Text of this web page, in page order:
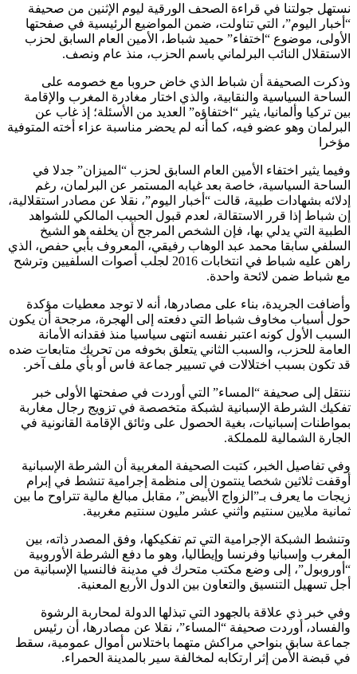
نستهل جولتنا في قراءة الصحف الورقية ليوم الإثنين من صحيفة
“أخبار اليوم”، التي تناولت، ضمن المواضيع الرئيسية في صفحتها
الأولى، موضوع “اختفاء” حميد شباط، الأمين العام السابق لحزب
الاستقلال النائب البرلماني باسم الحزب، منذ عام ونصف.
وذكرت الصحيفة أن شباط الذي خاض حروبا مع خصومه على
الساحة السياسية والنقابية، والذي اختار مغادرة المغرب والإقامة
بين تركيا وألمانيا، يثير “اختفاؤه” العديد من الأسئلة؛ إذ غاب عن
البرلمان وهو عضو فيه، كما أنه لم يحضر مناسبة عزاء أخته المتوفية
مؤخرا
وفيما يثير اختفاء الأمين العام السابق لحزب “الميزان” جدلا في
الساحة السياسية، خاصة بعد غيابه المستمر عن البرلمان، رغم
إدلائه بشهادات طبية، قالت “أخبار اليوم”، نقلا عن مصادر استقلالية،
إن شباط إذا قرر الاستقالة، لعدم قبول الحبيب المالكي للشواهد
الطبية التي يدلي بها، فإن الشخص المرجح أن يخلفه هو الشيخ
السلفي سابقا محمد عبد الوهاب رفيقي، المعروف بأبي حفص، الذي
راهن عليه شباط في انتخابات 2016 لجلب أصوات السلفيين وترشح
مع شباط ضمن لائحة واحدة.
وأضافت الجريدة، بناء على مصادرها، أنه لا توجد معطيات مؤكدة
حول أسباب مخاوف شباط التي دفعته إلى الهجرة، مرجحة أن يكون
السبب الأول كونه اعتبر نفسه انتهى سياسيا منذ فقدانه الأمانة
العامة للحزب، والسبب الثاني يتعلق بخوفه من تحريك متابعات ضده
قد تكون بسبب اختلالات في تسيير جماعة فاس أو بأي ملف آخر.
ننتقل إلى صحيفة “المساء” التي أوردت في صفحتها الأولى خبر
تفكيك الشرطة الإسبانية لشبكة متخصصة في تزويج رجال مغاربة
بمواطنات إسبانيات، بغية الحصول على وثائق الإقامة القانونية في
الجارة الشمالية للمملكة.
وفي تفاصيل الخبر، كتبت الصحيفة المغربية أن الشرطة الإسبانية
أوقفت ثلاثين شخصا ينتمون إلى منظمة إجرامية تنشط في إبرام
زيجات ما يعرف بـ”الزواج الأبيض”، مقابل مبالغ مالية تتراوح ما بين
ثمانية ملايين سنتيم واثني عشر مليون سنتيم مغربية.
وتنشط الشبكة الإجرامية التي تم تفكيكها، وفق المصدر ذاته، بين
المغرب وإسبانيا وفرنسا وإيطاليا، وهو ما دفع الشرطة الأوروبية
“أوروبول”، إلى وضع مكتب متحرك في مدينة فالنسيا الإسبانية من
أجل تسهيل التنسيق والتعاون بين الدول الأربع المعنية.
وفي خبر ذي علاقة بالجهود التي تبذلها الدولة لمحاربة الرشوة
والفساد، أوردت صحيفة “المساء”، نقلا عن مصادرها، أن رئيس
جماعة سابق بنواحي مراكش متهما باختلاس أموال عمومية، سقط
في قبضة الأمن إثر ارتكابه لمخالفة سير بالمدينة الحمراء.